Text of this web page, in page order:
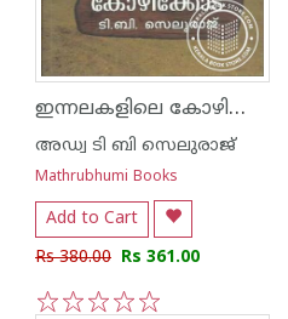
ഇന്നലകളിലെ കോഴിക്കോട്
അഡ്വ ടി ബി സെലുരാജ്‌
Mathrubhumi Books
Add to Cart
Rs 380.00 Rs 361.00